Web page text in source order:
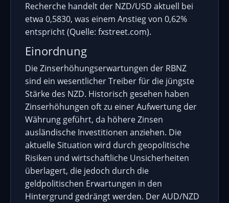
Recherche handelt der NZD/USD aktuell bei
etwa 0,5830, was einem Anstieg von 0,62%
entspricht (Quelle: fxstreet.com).
Einordnung
Die Zinserhöhungserwartungen der RBNZ
sind ein wesentlicher Treiber für die jüngste
Stärke des NZD. Historisch gesehen haben
Zinserhöhungen oft zu einer Aufwertung der
Währung geführt, da höhere Zinsen
ausländische Investitionen anziehen. Die
aktuelle Situation wird durch geopolitische
Risiken und wirtschaftliche Unsicherheiten
überlagert, die jedoch durch die
geldpolitischen Erwartungen in den
Hintergrund gedrängt werden. Der AUD/NZD